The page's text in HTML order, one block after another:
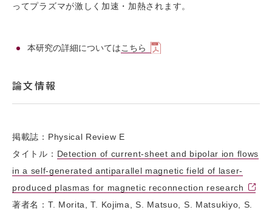
ってプラズマが激しく加速・加熱されます。
本研究の詳細についてはこちら
論文情報
掲載誌：Physical Review E
タイトル： Detection of current-sheet and bipolar ion flows
in a self-generated antiparallel magnetic field of laser-
produced plasmas for magnetic reconnection research
著者名：T. Morita, T. Kojima, S. Matsuo, S. Matsukiyo, S.